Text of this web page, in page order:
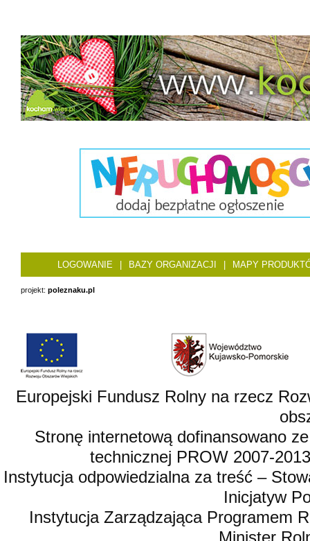
LOGOWANIE BAZY ORGANIZACJI MAPY
projekt: poleznaku.pl
Europejski Fundusz Rolny na rzecz
Stronę internetową dofinansowano
technicznej PROW 2007-
Instytucja odpowiedzialna za treść –
Inicjatyw
Instytucja Zarządzająca Programem
Minister